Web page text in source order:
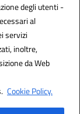
degli utenti -
al
servizi
inoltre,
da Web
Cookie Policy.
S.r.l.
Italia